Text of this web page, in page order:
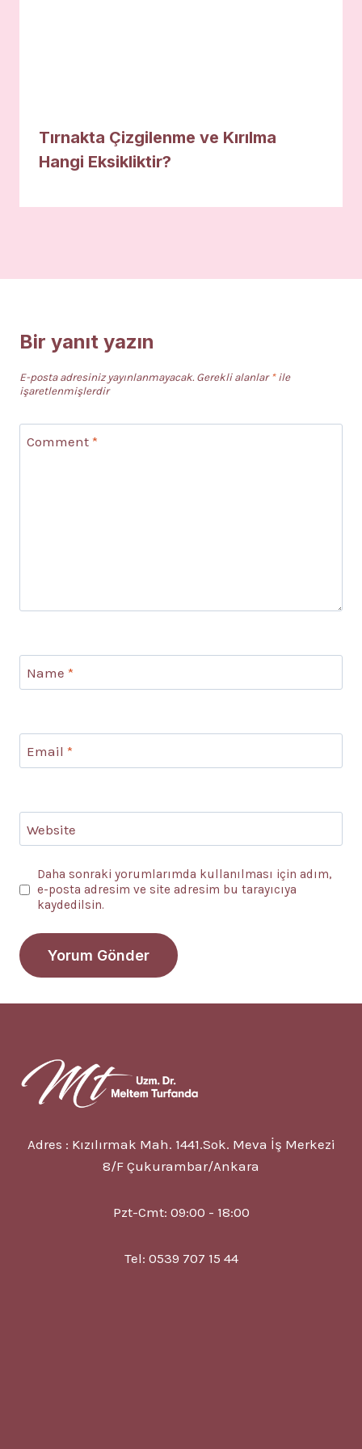
Tırnakta Çizgilenme ve Kırılma
Hangi Eksikliktir?
Bir yanıt yazın
E-posta adresiniz yayınlanmayacak. Gerekli alanlar *ile
işaretlenmişlerdir
Comment *
Name *
Email *
Website
Daha sonraki yorumlarımda kullanılması için adım,
e-posta adresim ve site adresim bu tarayıcıya
kaydedilsin.
Adres : Kızılırmak Mah. 1441.Sok. Meva İş Merkezi
8/F Çukurambar/Ankara
Pzt-Cmt: 09:00 - 18:00
Tel: 0539 707 15 44